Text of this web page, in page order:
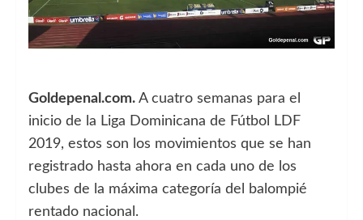
Goldepenal.com. A cuatro semanas para el
inicio de la Liga Dominicana de Fútbol LDF
2019, estos son los movimientos que se han
registrado hasta ahora en cada uno de los
clubes de la máxima categoría del balompié
rentado nacional.